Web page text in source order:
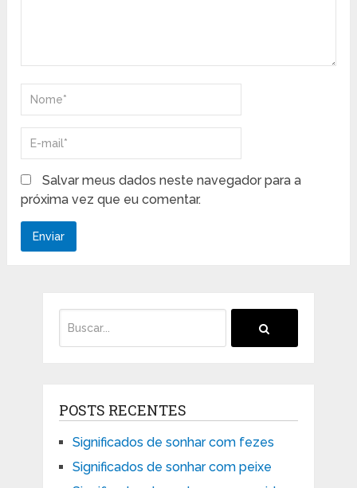
Salvar meus dados neste navegador para a
próxima vez que eu comentar.
POSTS RECENTES
Significados de sonhar com fezes
Significados de sonhar com peixe